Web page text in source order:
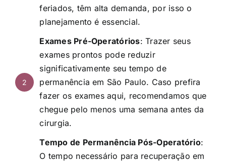
feriados, têm alta demanda, por isso o
planejamento é essencial.
2
Exames Pré-Operatórios: Trazer seus
exames prontos pode reduzir
significativamente seu tempo de
permanência em São Paulo. Caso prefira
fazer os exames aqui, recomendamos que
chegue pelo menos uma semana antes da
cirurgia.
Tempo de Permanência Pós-Operatório:
O tempo necessário para recuperação em